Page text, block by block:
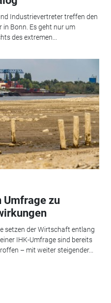
Industrievertreter treffen den
in Bonn. Es geht nur um
des extremen...
Umfrage zu
setzen der Wirtschaft entlang
IHK-Umfrage sind bereits
– mit weiter steigender...